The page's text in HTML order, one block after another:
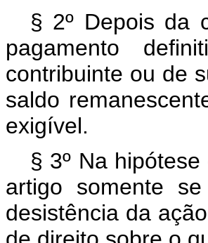
§ 2º Depois da
pagamento
contribuinte ou de
saldo
exigível.
§ 3º Na
artigo somente
desistência da